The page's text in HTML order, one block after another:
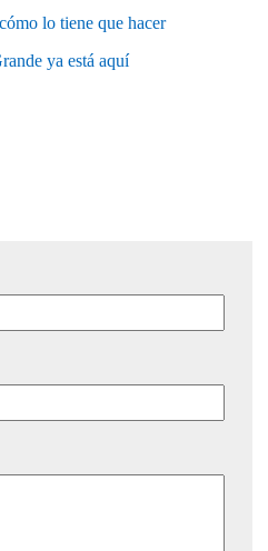
lo tiene que hacer
ya está aquí